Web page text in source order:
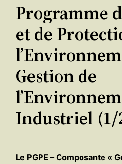
Programme
et de
Gestion de
Industriel (1/
Le PGPE – Composante «